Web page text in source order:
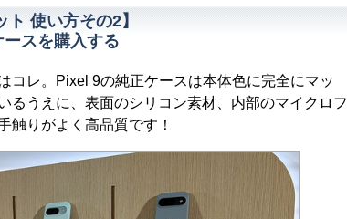
ト 使い方その2】
スを購入する
コレ。Pixel 9の純正ケースは本体色に完全にマッ
るうえに、表面のシリコン素材、内部のマイクロフ
触りがよく高品質です！